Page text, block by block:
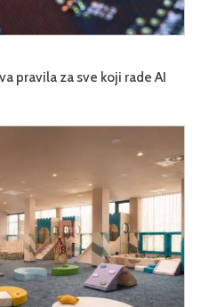
pravila za sve koji rade AI